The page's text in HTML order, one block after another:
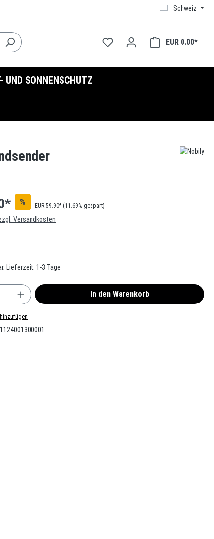
Schweiz
EUR 0.00*
UND SONNENSCHUTZ
% EUR 59.90* (11.69% gespart)
Versandkosten
von 5 von 5 Sternen
Lieferzeit: 1-3 Tage
Gib den gewünschten Wert ein oder
In den Warenkorb
1124001300001